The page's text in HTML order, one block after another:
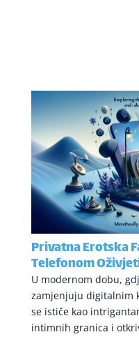
Privatna Erotska
Telefonom
U modernom dobu,
zamjenjuju digitalnim
se ističe kao
intimnih granica i